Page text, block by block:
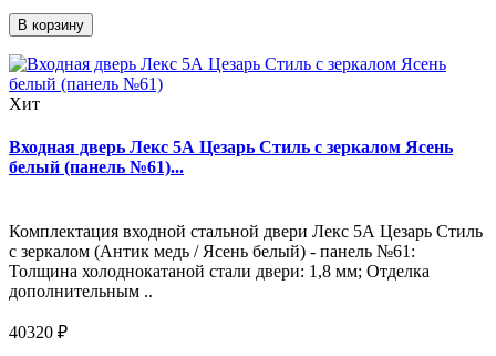
В корзину
Хит
Входная дверь Лекс 5А Цезарь Стиль с зеркалом Ясень
белый (панель №61)...
Комплектация входной стальной двери Лекс 5А Цезарь Стиль
с зеркалом (Антик медь / Ясень белый) - панель №61:
Толщина холоднокатаной стали двери: 1,8 мм; Отделка
дополнительным ..
40320 ₽